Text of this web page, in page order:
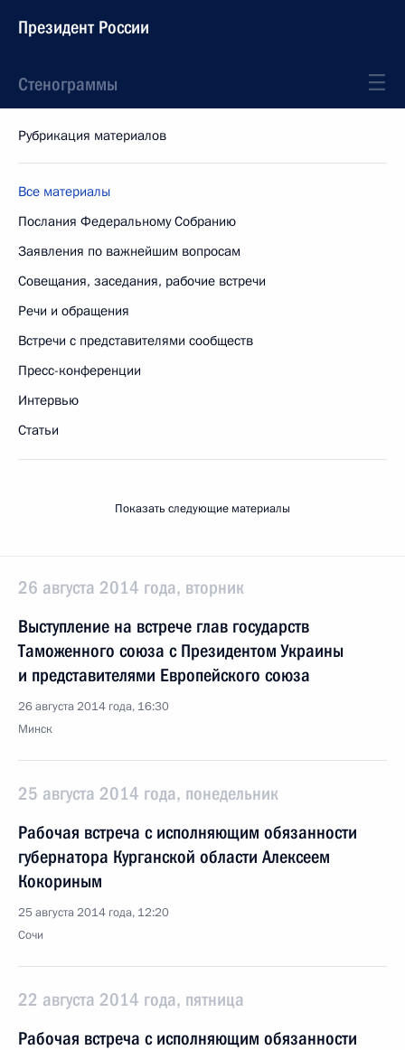
Президент России
Стенограммы
Рубрикация материалов
Все материалы
Послания Федеральному Собранию
Заявления по важнейшим вопросам
Совещания, заседания, рабочие встречи
Речи и обращения
Встречи с представителями сообществ
Пресс-конференции
Интервью
Статьи
Показать следующие материалы
26 августа 2014 года, вторник
Выступление на встрече глав государств
Таможенного союза с Президентом Украины
и представителями Европейского союза
26 августа 2014 года, 16:30
Минск
25 августа 2014 года, понедельник
Рабочая встреча с исполняющим обязанности
губернатора Курганской области Алексеем
Кокориным
25 августа 2014 года, 12:20
Сочи
22 августа 2014 года, пятница
Рабочая встреча с исполняющим обязанности